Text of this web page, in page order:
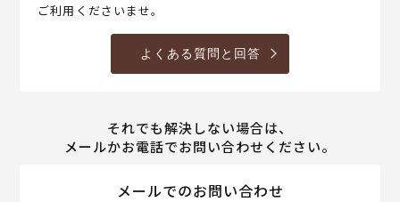
ご利用くださいませ。
よくある質問と回答
それでも解決しない場合は、
メールかお電話でお問い合わせください。
メールでのお問い合わせ